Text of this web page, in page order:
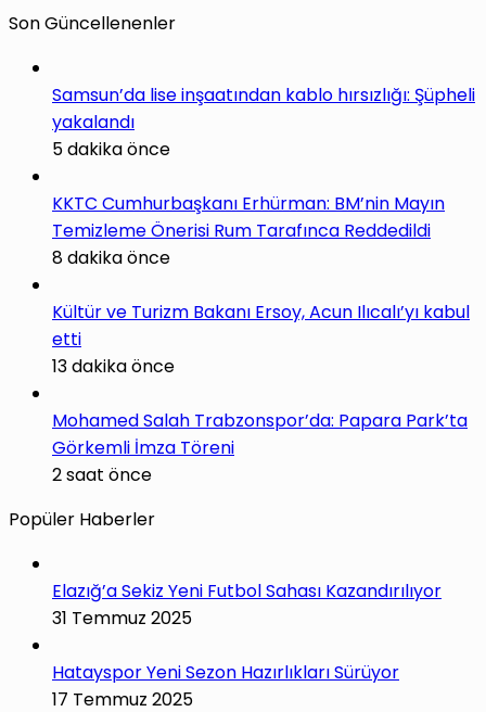
Son Güncellenenler
Samsun’da lise inşaatından kablo hırsızlığı: Şüpheli
yakalandı
5 dakika önce
KKTC Cumhurbaşkanı Erhürman: BM’nin Mayın
Temizleme Önerisi Rum Tarafınca Reddedildi
8 dakika önce
Kültür ve Turizm Bakanı Ersoy, Acun Ilıcalı’yı kabul
etti
13 dakika önce
Mohamed Salah Trabzonspor’da: Papara Park’ta
Görkemli İmza Töreni
2 saat önce
Popüler Haberler
Elazığ’a Sekiz Yeni Futbol Sahası Kazandırılıyor
31 Temmuz 2025
Hatayspor Yeni Sezon Hazırlıkları Sürüyor
17 Temmuz 2025